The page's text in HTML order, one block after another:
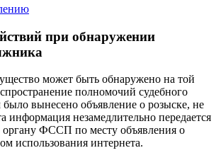
при обнаружении
может быть обнаружено на той
полномочий судебного
вынесено объявление о розыске, не
информация незамедлительно передается
органу ФССП по месту объявления о
использования интернета.